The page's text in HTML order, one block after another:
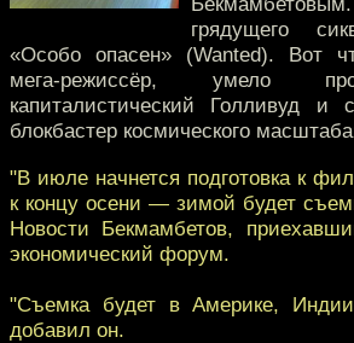
грядущего
«Особо опасен» (Wanted). Вот
мега-режиссёр, умело
капиталистический Голливуд и
блокбастер космического
"В июле начнется подготовка к
к концу осени — зимой будет
Новости Бекмамбетов,
экономический форум.
"Съемка будет в Америке,
добавил он.